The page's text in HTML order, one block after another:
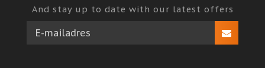
And stay up to date with our latest offers